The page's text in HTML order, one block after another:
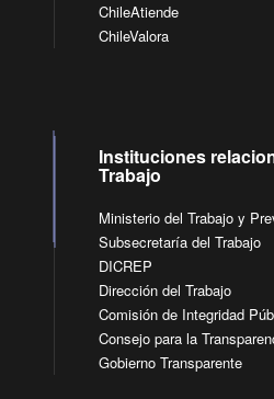
ChileAtiende
ChileValora
Instituciones
Trabajo
Ministerio del Trabajo y
Subsecretaría del Trabajo
DICREP
Dirección del Trabajo
Comisión de Integridad
Consejo para la
Gobierno Transparente